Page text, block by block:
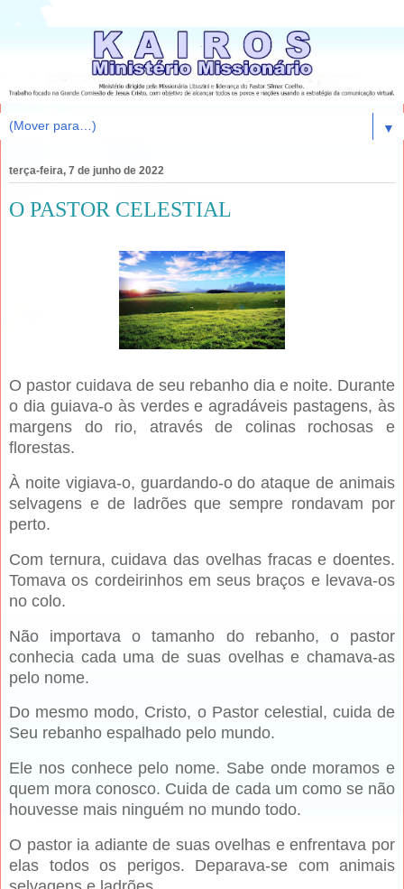
▼
terça-feira, 7 de junho de 2022
O PASTOR CELESTIAL
O pastor cuidava de seu rebanho dia e noite. Durante
o dia guiava-o às verdes e agradáveis pastagens, às
margens do rio, através de colinas rochosas e
florestas.
À noite vigiava-o, guardando-o do ataque de animais
selvagens e de ladrões que sempre rondavam por
perto.
Com ternura, cuidava das ovelhas fracas e doentes.
Tomava os cordeirinhos em seus braços e levava-os
no colo.
Não importava o tamanho do rebanho, o pastor
conhecia cada uma de suas ovelhas e chamava-as
pelo nome.
Do mesmo modo, Cristo, o Pastor celestial, cuida de
Seu rebanho espalhado pelo mundo.
Ele nos conhece pelo nome. Sabe onde moramos e
quem mora conosco. Cuida de cada um como se não
houvesse mais ninguém no mundo todo.
O pastor ia adiante de suas ovelhas e enfrentava por
elas todos os perigos. Deparava-se com animais